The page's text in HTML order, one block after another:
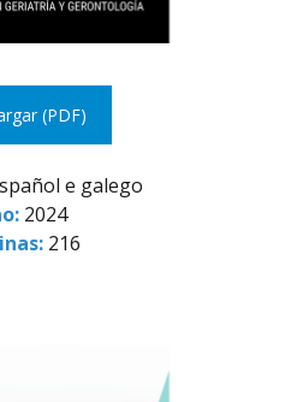
(PDF)
e galego
2024
216